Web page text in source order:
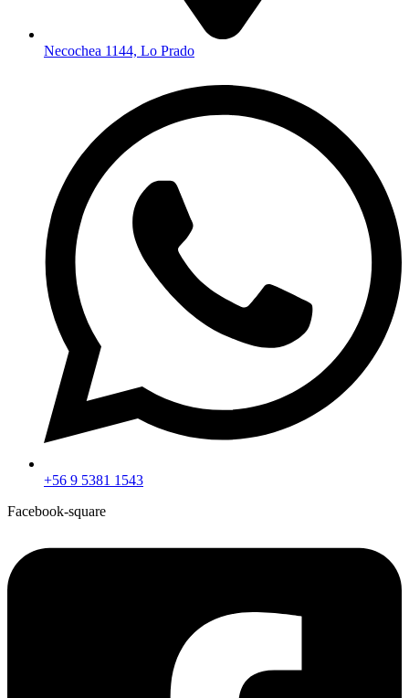
Necochea 1144, Lo Prado
+56 9 5381 1543
Facebook-square